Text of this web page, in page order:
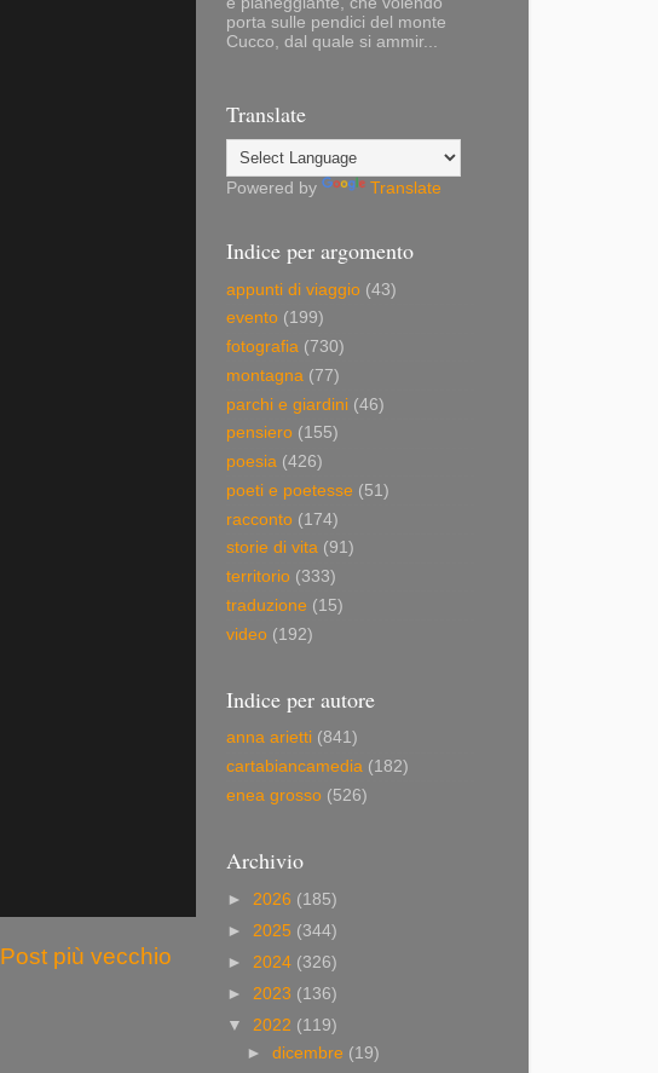
Post più vecchio
porta sulle pendici del monte
Cucco, dal quale si ammir...
Translate
Powered by Translate
Indice per argomento
appunti di viaggio (43)
evento (199)
fotografia (730)
montagna (77)
parchi e giardini (46)
pensiero (155)
poesia (426)
poeti e poetesse (51)
racconto (174)
storie di vita (91)
territorio (333)
traduzione (15)
video (192)
Indice per autore
anna arietti (841)
cartabiancamedia (182)
enea grosso (526)
Archivio
► 2026 (185)
► 2025 (344)
► 2024 (326)
► 2023 (136)
▼ 2022 (119)
►dicembre (19)